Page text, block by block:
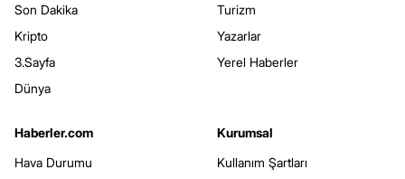
Son Dakika
Kripto
3.Sayfa
Dünya
Turizm
Yazarlar
Yerel Haberler
Haberler.com
Hava Durumu
Kurumsal
Kullanım Şartları